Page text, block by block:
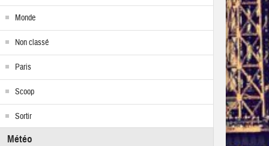
Monde
Non classé
Paris
Scoop
Sortir
Météo